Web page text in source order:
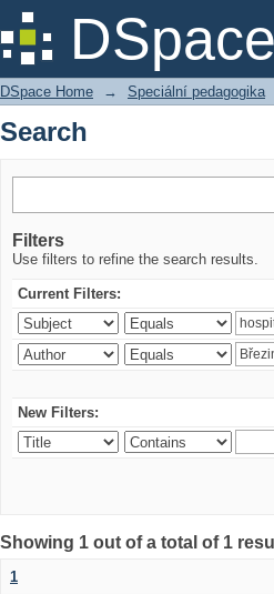
Search
DSpace Home → Speciální pedagogika
Search
Filters
Use filters to refine the search results.
Current Filters:
New Filters:
Showing 1 out of a total of 1
1